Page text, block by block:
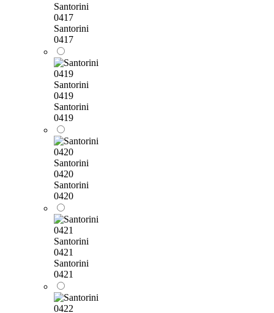
Santorini
0417
Santorini
0417
Santorini
0419
Santorini
0419
Santorini
0420
Santorini
0420
Santorini
0421
Santorini
0421